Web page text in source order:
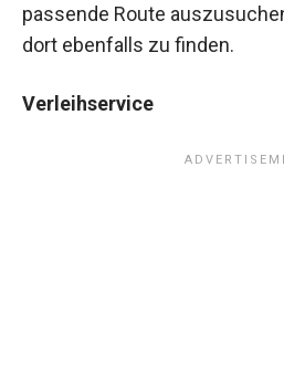
passende Route
dort ebenfalls zu finden.
Verleihservice